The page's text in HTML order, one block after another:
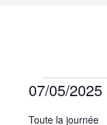
07/05/2025
Toute la journée